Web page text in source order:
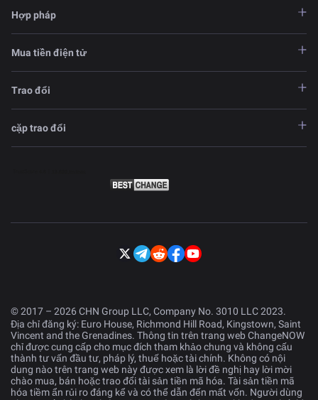
Hợp pháp
Mua tiền điện tử
Trao đổi
cặp trao đổi
© 2017 – 2026 CHN Group LLC, Company No. 3010 LLC 2023.
Địa chỉ đăng ký: Euro House, Richmond Hill Road, Kingstown, Saint
Vincent and the Grenadines. Thông tin trên trang web ChangeNOW
chỉ được cung cấp cho mục đích tham khảo chung và không cấu
thành tư vấn đầu tư, pháp lý, thuế hoặc tài chính. Không có nội
dung nào trên trang web này được xem là lời đề nghị hay lời mời
chào mua, bán hoặc trao đổi tài sản tiền mã hóa. Tài sản tiền mã
hóa tiềm ẩn rủi ro đáng kể và có thể dẫn đến mất vốn. Người dùng